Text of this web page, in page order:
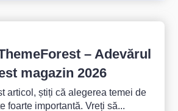
– Adevărul
magazin 2026
articol, știți că alegerea temei de
foarte importantă. Vreți să...